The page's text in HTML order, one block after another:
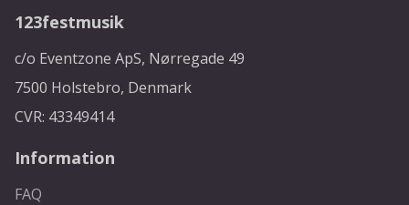
123festmusik
c/o Eventzone ApS, Nørregade 49
7500 Holstebro, Denmark
CVR: 43349414
Information
FAQ